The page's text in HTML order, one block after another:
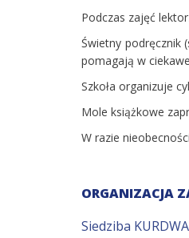
Podczas zajęć
Świetny podręcznik
pomagają w
Szkoła organizuje
Mole książkowe
W razie
ORGANIZACJA
Siedziba